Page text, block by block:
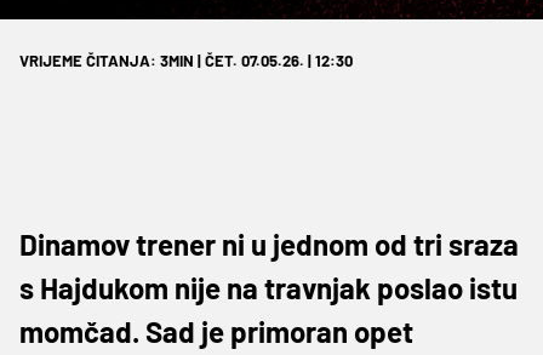
VRIJEME ČITANJA: 3MIN | ČET. 07.05.26. | 12:30
Dinamov trener ni u jednom od tri sraza
s Hajdukom nije na travnjak poslao istu
momčad. Sad je primoran opet